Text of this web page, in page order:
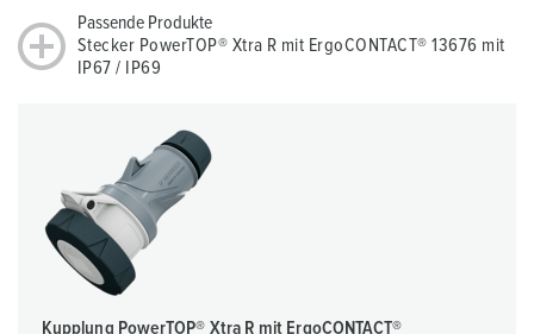
Passende Produkte
Stecker PowerTOP® Xtra R mit ErgoCONTACT® 13676 mit
IP67 / IP69
Kupplung PowerTOP® Xtra R mit ErgoCONTACT®